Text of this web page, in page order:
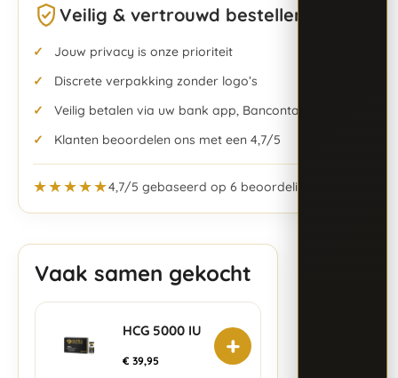
Veilig & vertrouwd bestellen
Jouw privacy is onze prioriteit
Discrete verpakking zonder logo’s
Veilig betalen via uw bank app, Bancontact & meer
Klanten beoordelen ons met een 4,7/5
★★★★★4,7/5 gebaseerd op 6 beoordelingen
Vaak samen gekocht
HCG 5000 IU
€ 39,95 +